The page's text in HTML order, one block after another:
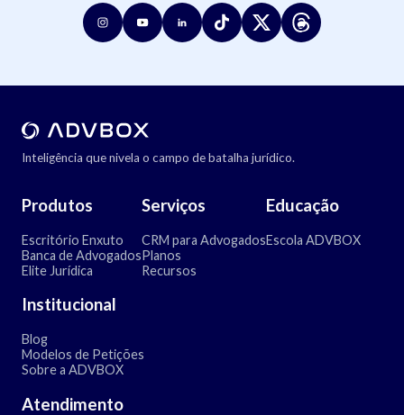
Inteligência que nivela o campo de batalha jurídico.
Produtos
Escritório Enxuto
Banca de Advogados
Elite Jurídica
Serviços
CRM para Advogados
Planos
Recursos
Educação
Escola ADVBOX
Institucional
Blog
Modelos de Petições
Sobre a ADVBOX
Atendimento